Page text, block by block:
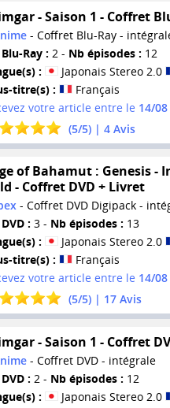
- Saison 1 - Coffret
- Coffret Blu-Ray -
Ray : 2 - Nb épisodes : 12
:
Japonais Stereo 2.0
titre(s) :
Français
votre article entre le 14/08
(5/5) | 4Avis
of Bahamut : Genesis -
- Coffret DVD + Livret
- Coffret DVD Digipack -
: 3 - Nb épisodes : 13
:
Japonais Stereo 2.0
titre(s) :
Français
votre article entre le 14/08
(5/5) | 17Avis
- Saison 1 - Coffret
- Coffret DVD - intégrale
: 2 - Nb épisodes : 12
:
Japonais Stereo 2.0